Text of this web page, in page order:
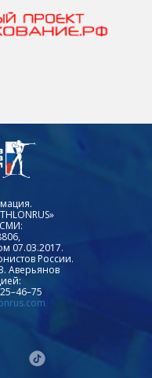
СМИ:
07.03.2017.
России.
Аверьянов